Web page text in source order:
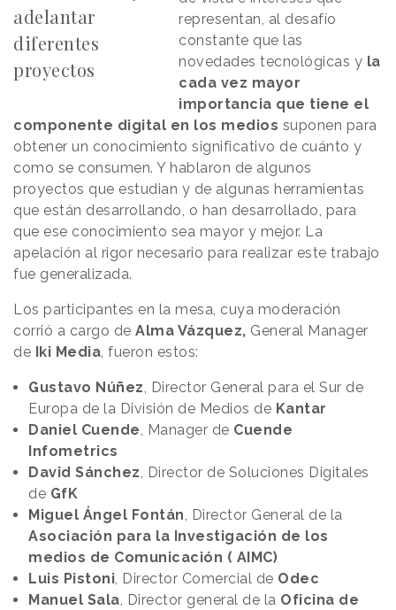
adelantar
diferentes
proyectos
representan, al desafío
constante que las
novedades tecnológicas y la
cada vez mayor
importancia que tiene el
componente digital en los medios suponen para
obtener un conocimiento significativo de cuánto y
como se consumen. Y hablaron de algunos
proyectos que estudian y de algunas herramientas
que están desarrollando, o han desarrollado, para
que ese conocimiento sea mayor y mejor. La
apelación al rigor necesario para realizar este trabajo
fue generalizada.
Los participantes en la mesa, cuya moderación
corrió a cargo de Alma Vázquez, General Manager
de
Iki Media, fueron estos:
Gustavo Núñez, Director General para el Sur de
Europa de la División de Medios de Kantar
Daniel Cuende, Manager de Cuende
Infometrics
David Sánchez, Director de Soluciones Digitales
de GfK
Miguel Ángel Fontán, Director General de la
Asociación para la Investigación de los
medios de Comunicación ( AIMC)
Luis Pistoni, Director Comercial de Odec
Manuel Sala, Director general de la Oficina de